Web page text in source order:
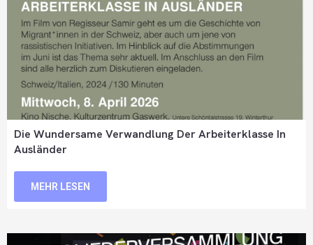
Die Wundersame Verwandlung Der Arbeiterklasse In
Ausländer
MEHR LESEN